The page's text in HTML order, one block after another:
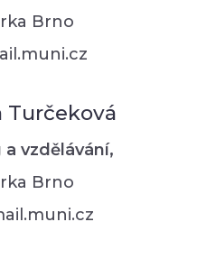
Brno
Turčeková
vzdělávání,
Brno